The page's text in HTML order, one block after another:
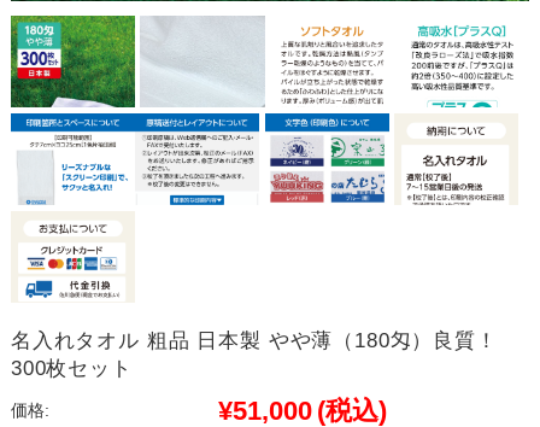
名入れタオル 粗品 日本製 やや薄（180匁）良質！
300枚セット
価格: ¥51,000 (税込)